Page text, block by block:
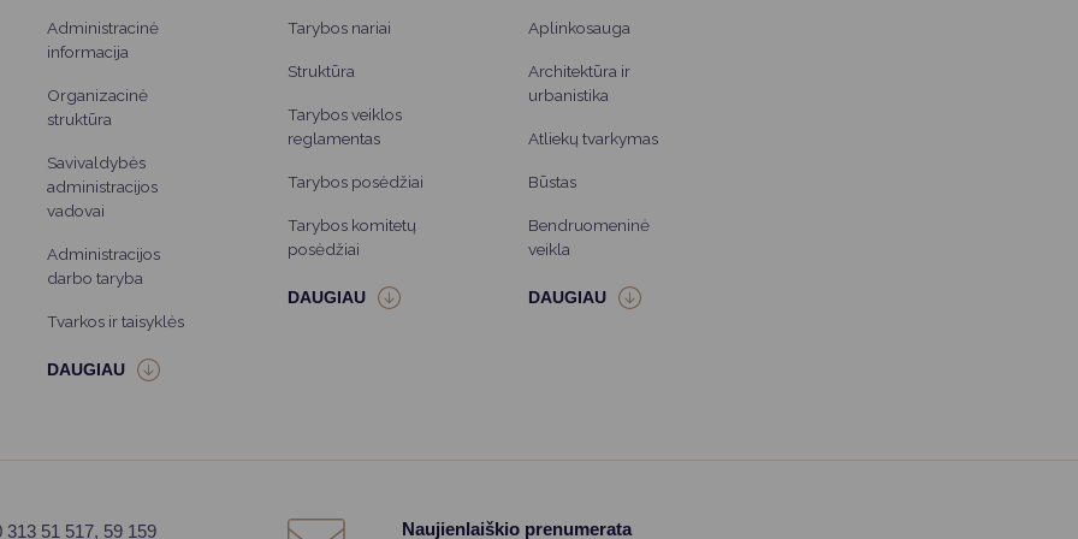
Administracinė
informacija
Organizacinė
struktūra
Savivaldybės
administracijos
vadovai
Administracijos
darbo taryba
Tvarkos ir taisyklės
Tarybos nariai
Struktūra
Tarybos veiklos
reglamentas
Tarybos posėdžiai
Tarybos komitetų
posėdžiai
Aplinkosauga
Architektūra ir
urbanistika
Atliekų tvarkymas
Būstas
Bendruomeninė
veikla
313 51 517, 59 159 Naujienlaiškio prenumerata